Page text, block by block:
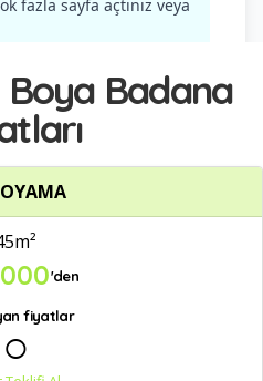
Badana
'den
fiyatlar
○